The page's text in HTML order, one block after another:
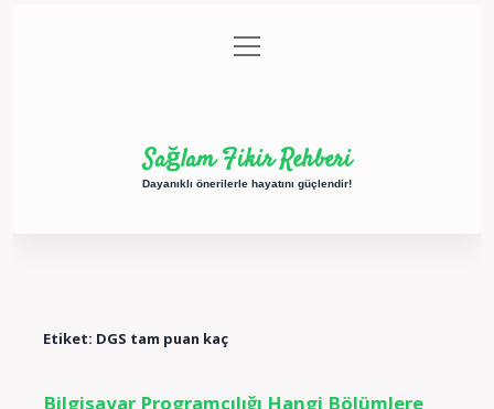
Gizlilik Politikası
menüyü
aç
Sağlam Fikir Rehberi
Dayanıklı önerilerle hayatını güçlendir!
Etiket: DGS tam puan kaç
Bilgisayar Programcılığı Hangi Bölümlere